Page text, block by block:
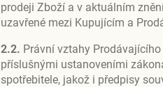
prodeji Zboží a v aktuálním
uzavřené mezi Kupujícím a
2.2. Právní vztahy
příslušnými ustanoveními
spotřebitele, jakož i předpisy